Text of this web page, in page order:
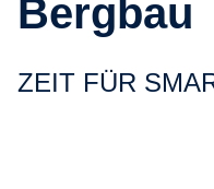
Bergbau
ZEIT FÜR